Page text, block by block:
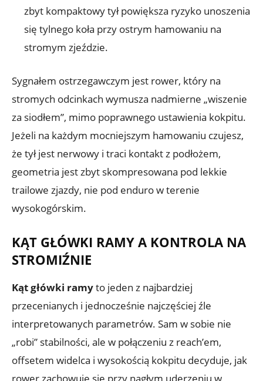
zbyt kompaktowy tył powiększa ryzyko unoszenia
się tylnego koła przy ostrym hamowaniu na
stromym zjeździe.
Sygnałem ostrzegawczym jest rower, który na
stromych odcinkach wymusza nadmierne „wiszenie
za siodłem”, mimo poprawnego ustawienia kokpitu.
Jeżeli na każdym mocniejszym hamowaniu czujesz,
że tył jest nerwowy i traci kontakt z podłożem,
geometria jest zbyt skompresowana pod lekkie
trailowe zjazdy, nie pod enduro w terenie
wysokogórskim.
KĄT GŁÓWKI RAMY A KONTROLA NA
STROMIŹNIE
Kąt główki ramyto jeden z najbardziej
przecenianych i jednocześnie najczęściej źle
interpretowanych parametrów. Sam w sobie nie
„robi” stabilności, ale w połączeniu z reach’em,
offsetem widelca i wysokością kokpitu decyduje, jak
rower zachowuje się przy nagłym uderzeniu w